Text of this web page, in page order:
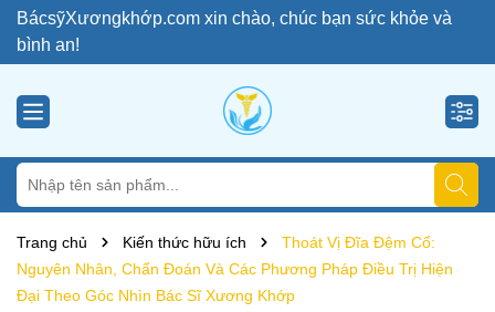
BácsỹXươngkhớp.com xin chào, chúc bạn sức khỏe và
bình an!
Trang chủ Kiến thức hữu ích
Thoát Vị Đĩa Đệm Cổ:
Nguyên Nhân, Chẩn Đoán Và Các Phương Pháp Điều Trị Hiện
Đại Theo Góc Nhìn Bác Sĩ Xương Khớp